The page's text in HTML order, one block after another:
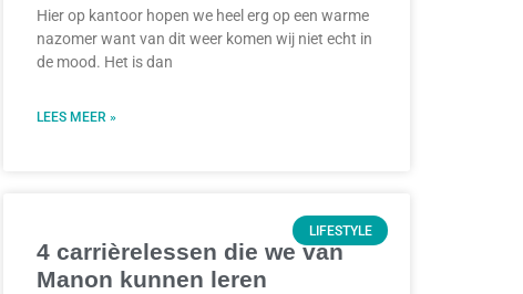
Hier op kantoor hopen we heel erg op een warme
nazomer want van dit weer komen wij niet echt in
de mood. Het is dan
LEES MEER »
LIFESTYLE
4 carrièrelessen die we van
Manon kunnen leren